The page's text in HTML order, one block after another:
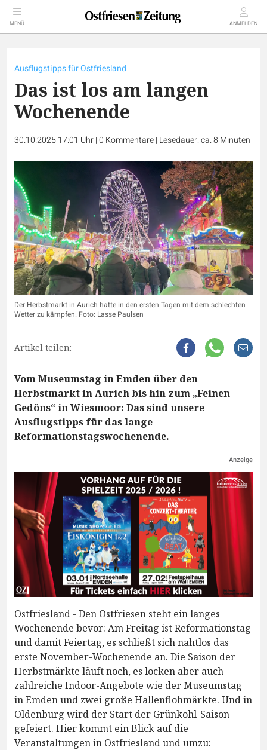
MENÜ ANMELDEN
Ausflugstipps für Ostfriesland
Das ist los am langen
Wochenende
30.10.2025 17:01 Uhr|0 Kommentare| Lesedauer: ca. 8 Minuten
Der Herbstmarkt in Aurich hatte in den ersten Tagen mit dem schlechten
Wetter zu kämpfen. Foto: Lasse Paulsen
Artikel teilen:
Vom Museumstag in Emden über den
Herbstmarkt in Aurich bis hin zum „Feinen
Gedöns“ in Wiesmoor: Das sind unsere
Ausflugstipps für das lange
Reformationstagswochenende.
Anzeige
Ostfriesland - Den Ostfriesen steht ein langes
Wochenende bevor: Am Freitag ist Reformationstag
und damit Feiertag, es schließt sich nahtlos das
erste November-Wochenende an. Die Saison der
Herbstmärkte läuft noch, es locken aber auch
zahlreiche Indoor-Angebote wie der Museumstag
in Emden und zwei große Hallenflohmärkte. Und in
Oldenburg wird der Start der Grünkohl-Saison
gefeiert. Hier kommt ein Blick auf die
Veranstaltungen in Ostfriesland und umzu: